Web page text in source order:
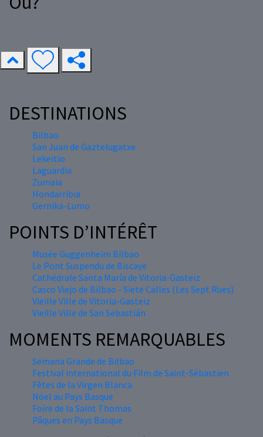
DESTINATIONS
Bilbao
San Juan de Gaztelugatxe
Lekeitio
Laguardia
Zumaia
Hondarribia
Gernika-Lumo
POINTS D’INTÉRÊT
Musée Guggenheim Bilbao
Le Pont Suspendu de Biscaye
Cathédrale Santa María de Vitoria-Gasteiz
Casco Viejo de Bilbao - Siete Calles (Les Sept Rues)
Vieille Ville de Vitoria-Gasteiz
Vieille Ville de San Sebastián
MOMENTS REMARQUABLES
Semana Grande de Bilbao
Festival international du Film de Saint-Sébastien
Fêtes de la Virgen Blanca
Nöel au Pays Basque
Foire de la Saint Thomas
Pâques en Pays Basque